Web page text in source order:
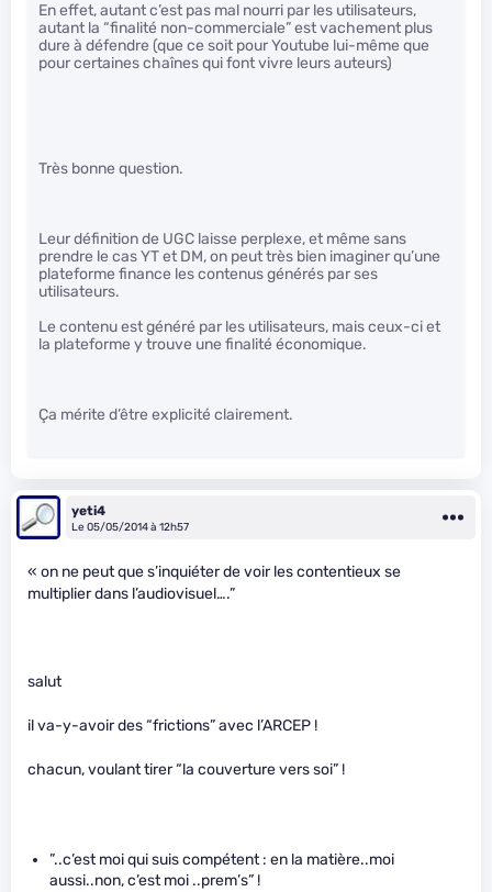
En effet, autant c’est pas mal nourri par les utilisateurs,
autant la “finalité non-commerciale” est vachement plus
dure à défendre (que ce soit pour Youtube lui-même que
pour certaines chaînes qui font vivre leurs auteurs)
Très bonne question.
Leur définition de UGC laisse perplexe, et même sans
prendre le cas YT et DM, on peut très bien imaginer qu’une
plateforme finance les contenus générés par ses
utilisateurs.
Le contenu est généré par les utilisateurs, mais ceux-ci et
la plateforme y trouve une finalité économique.
Ça mérite d’être explicité clairement.
yeti4
Le 05/05/2014 à 12h57
« on ne peut que s’inquiéter de voir les contentieux se
multiplier dans l’audiovisuel….”
salut
il va-y-avoir des “frictions” avec l’ARCEP !
chacun, voulant tirer “la couverture vers soi” !
”..c’est moi qui suis compétent : en la matière..moi
aussi..non, c’est moi ..prem’s” !